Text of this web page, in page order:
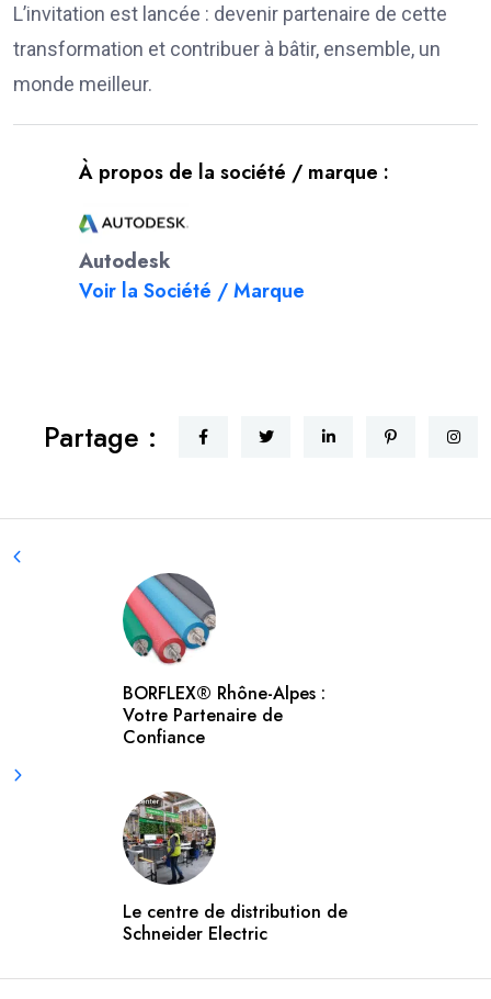
L’invitation est lancée : devenir partenaire de cette
transformation et contribuer à bâtir, ensemble, un
monde meilleur.
À propos de la société / marque :
Autodesk
Voir la Société / Marque
Partage :
BORFLEX® Rhône-Alpes :
Votre Partenaire de
Confiance
Le centre de distribution de
Schneider Electric